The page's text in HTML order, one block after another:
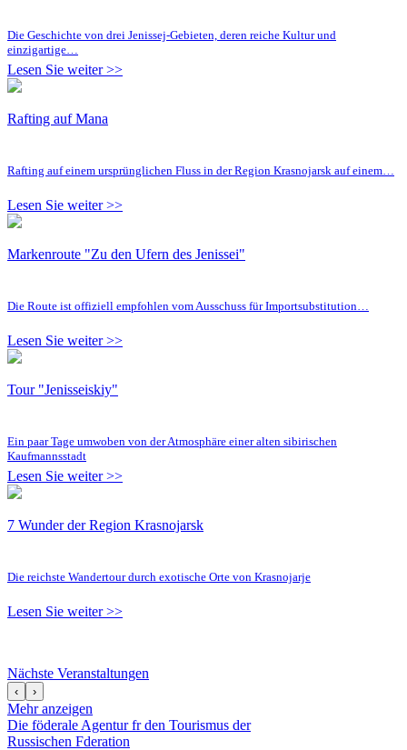
Die Geschichte von drei Jenissej-Gebieten, deren reiche Kultur und
einzigartige…
Lesen Sie weiter >>
Rafting auf Mana
Rafting auf einem ursprünglichen Fluss in der Region Krasnojarsk auf einem…
Lesen Sie weiter >>
Markenroute "Zu den Ufern des Jenissei"
Die Route ist offiziell empfohlen vom Ausschuss für Importsubstitution…
Lesen Sie weiter >>
Tour "Jenisseiskiy"
Ein paar Tage umwoben von der Atmosphäre einer alten sibirischen
Kaufmannsstadt
Lesen Sie weiter >>
7 Wunder der Region Krasnojarsk
Die reichste Wandertour durch exotische Orte von Krasnojarje
Lesen Sie weiter >>
Nächste Veranstaltungen
‹ ›
Mehr anzeigen
Die föderale Agentur fr den Tourismus der
Russischen Fderation